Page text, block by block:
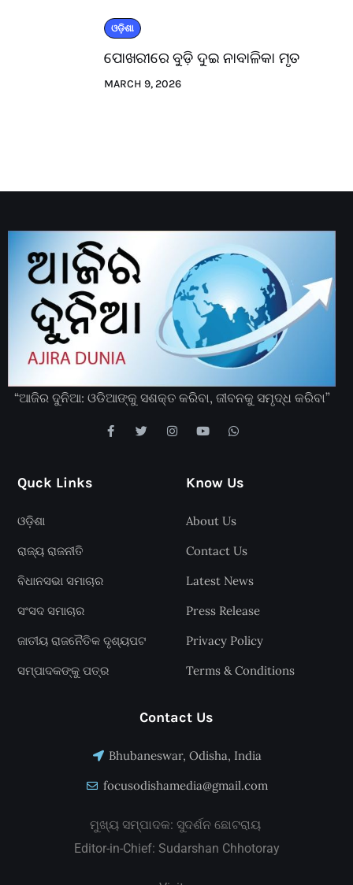
ଓଡ଼ିଶା
ପୋଖରୀରେ ବୁଡ଼ି ଦୁଇ ନାବାଳିକା ମୃତ
MARCH 9, 2026
“ଆଜିର ଦୁନିଆ: ଓଡିଆଙ୍କୁ ସଶକ୍ତ କରିବା, ଜୀବନକୁ ସମୃଦ୍ଧ କରିବା”
Quck Links
ଓଡ଼ିଶା
ରାଜ୍ୟ ରାଜନୀତି
ବିଧାନସଭା ସମାଚାର
ସଂସଦ ସମାଚାର
ଜାତୀୟ ରାଜନୈତିକ ଦୃଶ୍ୟପଟ
ସମ୍ପାଦକଙ୍କୁ ପତ୍ର
Know Us
About Us
Contact Us
Latest News
Press Release
Privacy Policy
Terms & Conditions
Contact Us
Bhubaneswar, Odisha, India
focusodishamedia@gmail.com
ମୁଖ୍ୟ ସମ୍ପାଦକ: ସୁଦର୍ଶନ ଛୋଟରାୟ
Editor-in-Chief: Sudarshan Chhotoray